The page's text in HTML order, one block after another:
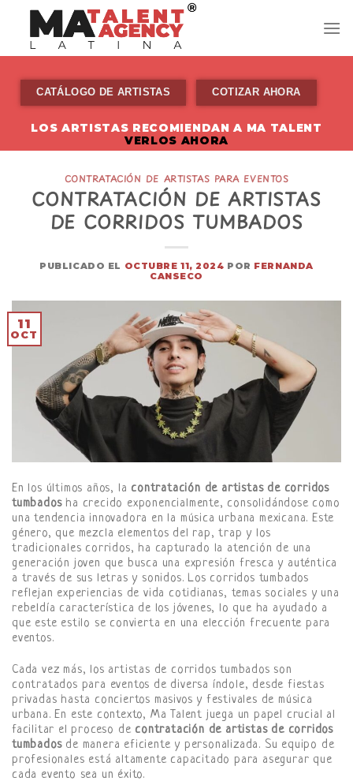
content
CATÁLOGO DE ARTISTAS COTIZAR AHORA
LOS ARTISTAS RECOMIENDAN A MA TALENT
VERLOS AHORA
CONTRATACIÓN DE ARTISTAS PARA EVENTOS
CONTRATACIÓN DE ARTISTAS
DE CORRIDOS TUMBADOS
PUBLICADO EL OCTUBRE 11, 2024 POR FERNANDA
CANSECO
11
OCT
En los últimos años, la contratación de artistas de corridos
tumbadosha crecido exponencialmente, consolidándose como
una tendencia innovadora en la música urbana mexicana. Este
género, que mezcla elementos del rap, trap y los
tradicionales corridos, ha capturado la atención de una
generación joven que busca una expresión fresca y auténtica
a través de sus letras y sonidos. Los corridos tumbados
reflejan experiencias de vida cotidianas, temas sociales y una
rebeldía característica de los jóvenes, lo que ha ayudado a
que este estilo se convierta en una elección frecuente para
eventos.
Cada vez más, los artistas de corridos tumbados son
contratados para eventos de diversa índole, desde fiestas
privadas hasta conciertos masivos y festivales de música
urbana. En este contexto, Ma Talent juega un papel crucial al
facilitar el proceso de contratación de artistas de corridos
tumbadosde manera eficiente y personalizada. Su equipo de
profesionales está altamente capacitado para asegurar que
cada evento sea un éxito.